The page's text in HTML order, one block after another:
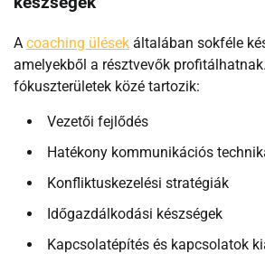
A coaching ülések általában sokféle
amelyekből a résztvevők
fókuszterületek közé tartozik:
Vezetői fejlődés
Hatékony kommunikációs
Konfliktuskezelési stratégiák
Időgazdálkodási készségek
Kapcsolatépítés és kapcsolatok